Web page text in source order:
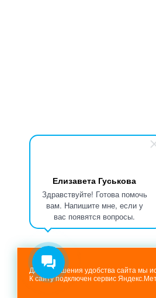
Елизавета Гуськова
Здравствуйте! Готова помочь
вам. Напишите мне, если у
вас появятся вопросы.
Для повышения удобства сайта мы
К сайту подключен сервис